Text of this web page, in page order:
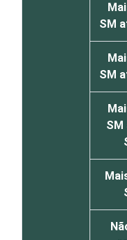
SM
SM
SM